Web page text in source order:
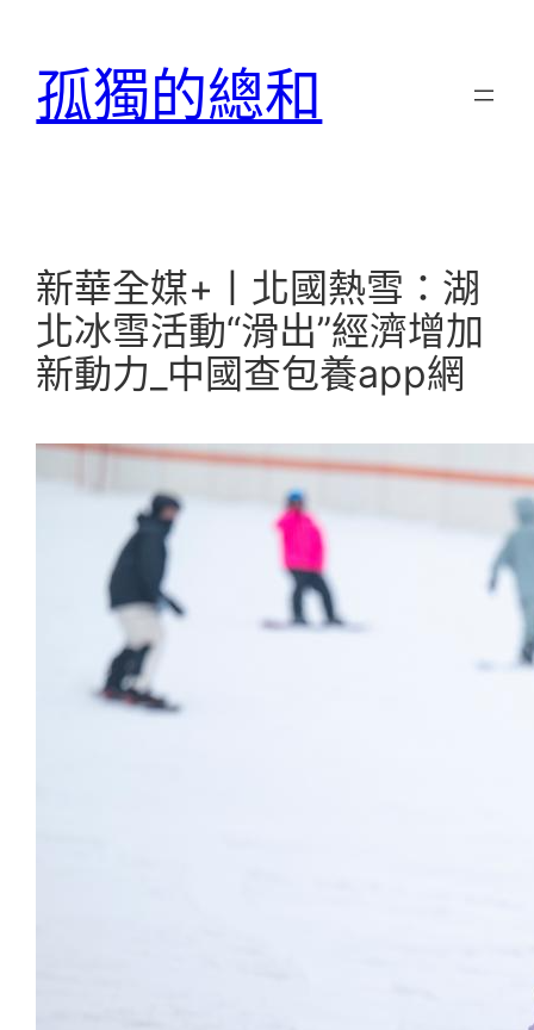
孤獨的總和
新華全媒+丨北國熱雪：湖
北冰雪活動“滑出”經濟增加
新動力_中國查包養app網